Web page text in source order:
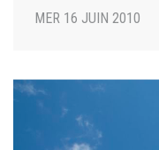
MER 16 JUIN 2010